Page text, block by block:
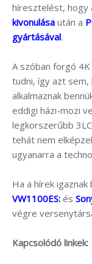
híresztelést, hogy
kivonulása után a
gyártásával.
A szóban forgó
tudni, így azt
alkalmaznak
eddigi házi-mozi
legkorszerűbb
tehát nem
ugyanarra a
Ha a hírek
VW1100ES: és
végre
Kapcsolódó linkek: